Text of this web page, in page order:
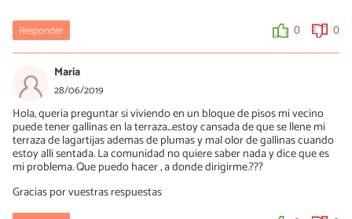
Responder 0 0
Maria
28/06/2019
Hola, queria preguntar si viviendo en un bloque de pisos mi vecino
puede tener gallinas en la terraza...estoy cansada de que se llene mi
terraza de lagartijas ademas de plumas y mal olor de gallinas cuando
estoy alli sentada. La comunidad no quiere saber nada y dice que es
mi problema. Que puedo hacer , a donde dirigirme.???
Gracias por vuestras respuestas